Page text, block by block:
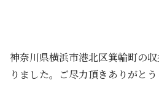
神奈川県横浜市港北区箕輪町の
りました。ご尽力頂きありがとう